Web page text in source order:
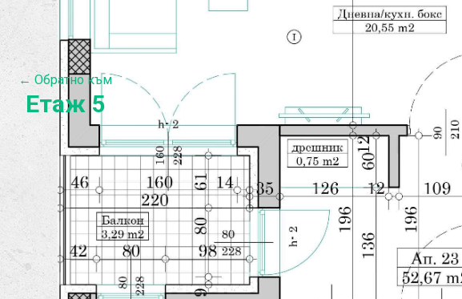
← Обратно към
Етаж 5